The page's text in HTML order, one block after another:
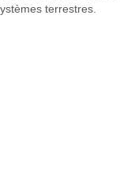
terrestres.